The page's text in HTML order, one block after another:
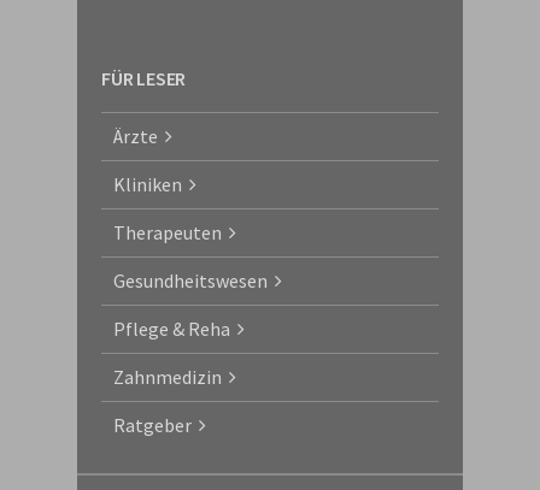
FÜR LESER
Ärzte
Kliniken
Therapeuten
Gesundheitswesen
Pflege & Reha
Zahnmedizin
Ratgeber